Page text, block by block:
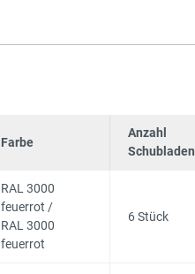
Farbe
Anzahl
Schubladen
RAL 3000
feuerrot /
RAL 3000
feuerrot
6 Stück